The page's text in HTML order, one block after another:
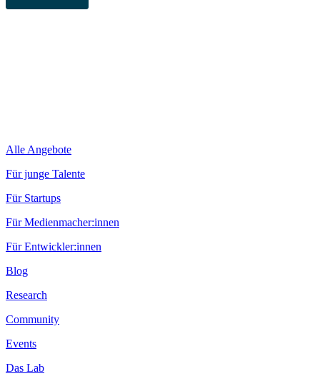
Alle Angebote
Für junge Talente
Für Startups
Für Medienmacher:innen
Für Entwickler:innen
Blog
Research
Community
Events
Das Lab